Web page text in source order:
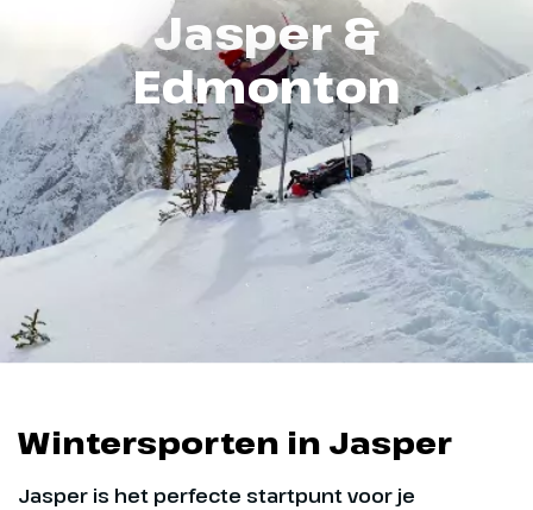
Jasper &
Edmonton
Wintersporten in Jasper
Jasper is het perfecte startpunt voor je